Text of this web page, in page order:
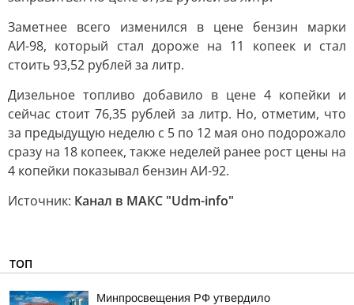
Заметнее всего изменился в цене бензин марки
АИ-98, который стал дороже на 11 копеек и стал
стоить 93,52 рублей за литр.
Дизельное топливо добавило в цене 4 копейки и
сейчас стоит 76,35 рублей за литр. Но, отметим, что
за предыдущую неделю с 5 по 12 мая оно подорожало
сразу на 18 копеек, также неделей ранее рост цены на
4 копейки показывал бензин АИ-92.
Источник: Канал в МАКС "Udm-info"
ТОП
Минпросвещения РФ утвердило